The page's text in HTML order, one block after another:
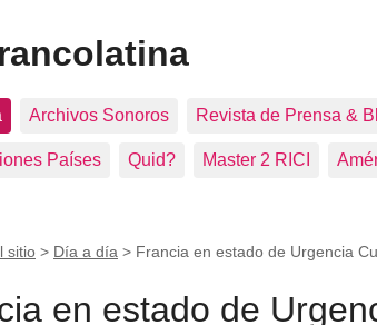
Archivos Sonoros Revista de Prensa &
Países Quid? Master 2 RICI
sitio > Día a día > Francia en estado de Urgencia
en estado de